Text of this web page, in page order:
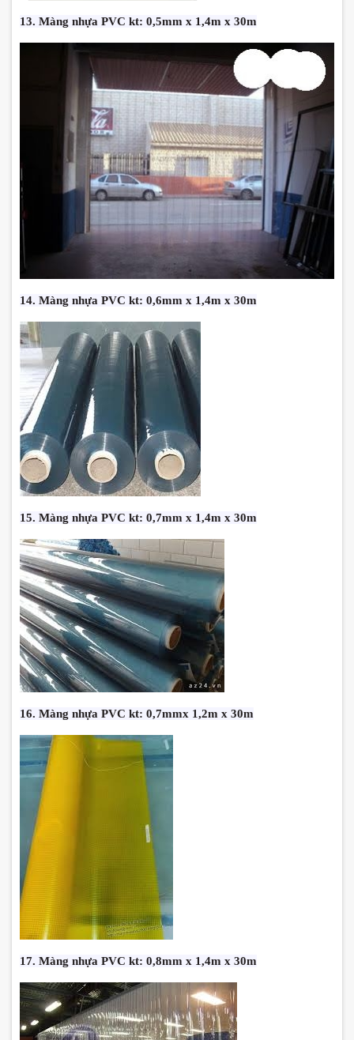
13. Màng nhựa PVC kt: 0,5mm x 1,4m x 30m
14. Màng nhựa PVC kt: 0,6mm x 1,4m x 30m
15. Màng nhựa PVC kt: 0,7mm x 1,4m x 30m
16. Màng nhựa PVC kt: 0,7mmx 1,2m x 30m
17. Màng nhựa PVC kt: 0,8mm x 1,4m x 30m